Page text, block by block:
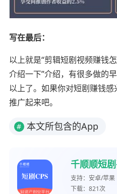
写在最后：
以上就是“剪辑短剧视频赚钱
介绍一下”介绍，有很多做的
以上了。如果你对短剧赚钱
推广起来吧。
# 本文所包含的App
千顺顺短
支持： 安卓/苹果
下载： 821次